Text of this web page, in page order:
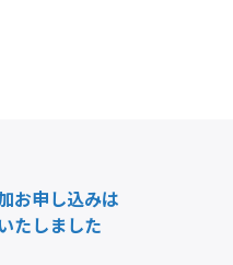
お申し込みは
たしました